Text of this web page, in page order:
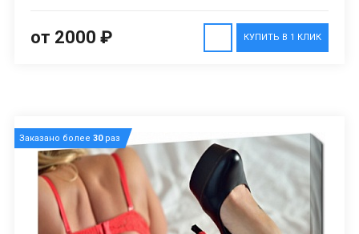
КУПИТЬ В 1 КЛИК
от 2000 ₽
Заказано более 30раз